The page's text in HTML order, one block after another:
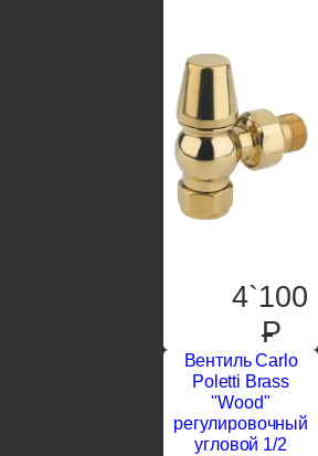
4`100
P
Вентиль Carlo
Poletti Brass
"Wood"
регулировочный
угловой 1/2